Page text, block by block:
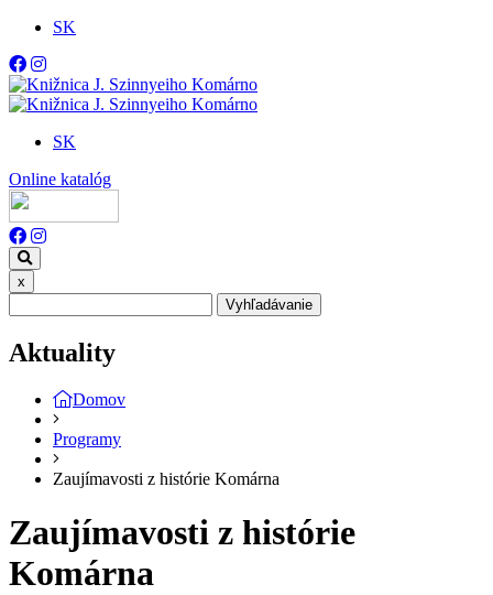
SK
SK
Online katalóg
x
Vyhľadávanie
Aktuality
Domov
Programy
Zaujímavosti z histórie Komárna
Zaujímavosti z histórie
Komárna